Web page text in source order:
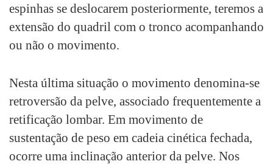
espinhas se deslocarem posteriormente, teremos a
extensão do quadril com o tronco acompanhando
ou não o movimento.
Nesta última situação o movimento denomina-se
retroversão da pelve, associado frequentemente a
retificação lombar. Em movimento de
sustentação de peso em cadeia cinética fechada,
ocorre uma inclinação anterior da pelve. Nos